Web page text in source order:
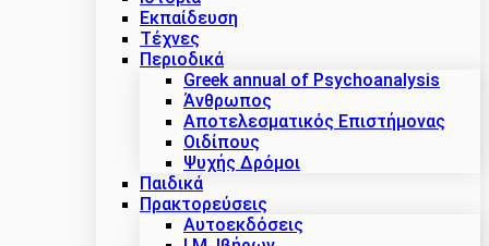
Εκπαίδευση
Τέχνες
Περιοδικά
Greek annual of Psychoanalysis
Άνθρωπος
Αποτελεσματικός Επιστήμονας
Οιδίπους
Ψυχής Δρόμοι
Παιδικά
Πρακτoρεύσεις
Αυτοεκδόσεις